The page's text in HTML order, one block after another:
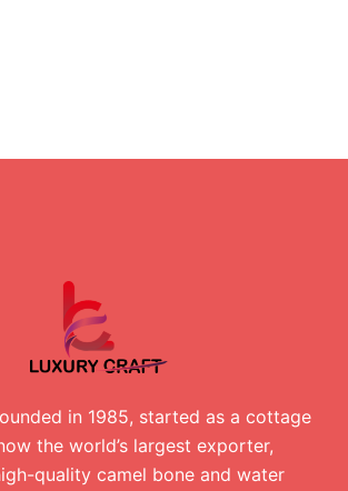
in 1985, started as a cottage
the world’s largest exporter,
quality camel bone and water